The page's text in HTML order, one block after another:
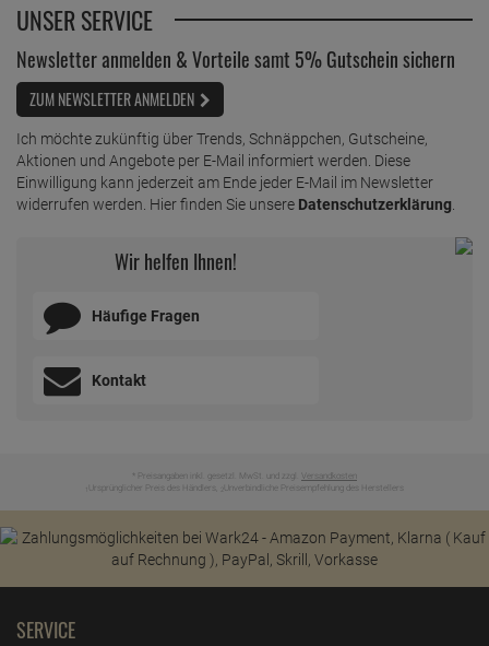
UNSER SERVICE
Newsletter anmelden & Vorteile samt 5% Gutschein sichern
ZUM NEWSLETTER ANMELDEN
Ich möchte zukünftig über Trends, Schnäppchen, Gutscheine,
Aktionen und Angebote per E-Mail informiert werden. Diese
Einwilligung kann jederzeit am Ende jeder E-Mail im Newsletter
widerrufen werden. Hier finden Sie unsere Datenschutzerklärung
Wir helfen Ihnen!
Häufige Fragen
Kontakt
* Preisangaben inkl. gesetzl. MwSt. und zzgl. Versandkosten
Ursprünglicher Preis des Händlers, Unverbindliche Preisempfehlung des Herstellers
SERVICE